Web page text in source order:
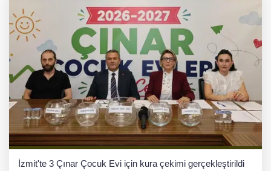
İzmit'te 3 Çınar Çocuk Evi için kura çekimi gerçekleştirildi